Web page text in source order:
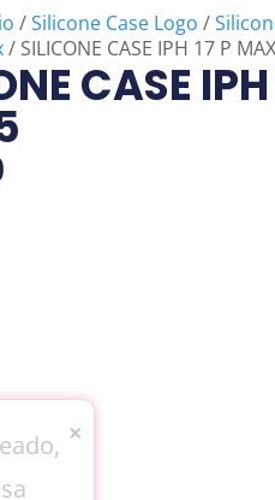
/Silicone Case Logo /
/ SILICONE CASE IPH 17 P
CASE
×